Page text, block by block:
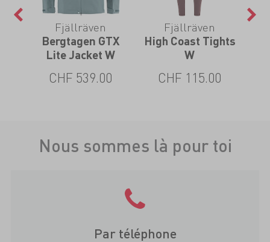
Fjällräven
Bergtagen GTX
Lite Jacket W
CHF 539.00
Fjällräven
High Coast Tights
W
CHF 115.00
Nous sommes là pour toi
Par téléphone